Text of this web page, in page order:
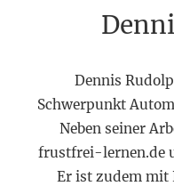
Dennis
Schwerpunkt
Neben seiner
frustfrei-lernen.de
Er ist zudem mit